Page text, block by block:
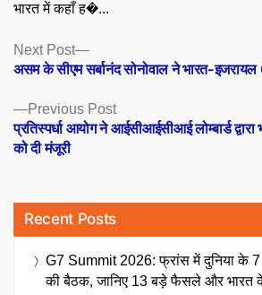
भारत में कहाँ ह�...
Posts
navigation
Previous PostPrevious
post:
प्रतिस्पर्धा आयोग ने आईसीआईसीआई लोम्बार्ड
को दी मंजूरी
Next Post
Next
post:
असम के सीएम सर्बानंद सोनोवाल ने भारत-
Recent Posts
G7 Summit 2026: फ्रांस में दुनिया के
की बैठक, जानिए 13 बड़े फैसले और भारत